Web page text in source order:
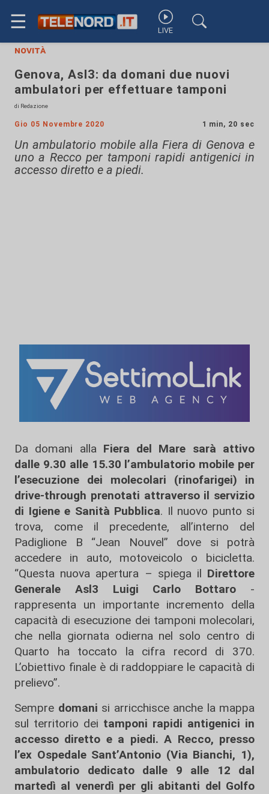
☰ LIVE
novità
Genova, Asl3: da domani due nuovi
ambulatori per effettuare tamponi
di Redazione
Gio 05 Novembre 2020 1 min, 20 sec
Un ambulatorio mobile alla Fiera di Genova e
uno a Recco per tamponi rapidi antigenici in
accesso diretto e a piedi.
Da domani alla Fiera del Mare sarà attivo
dalle 9.30 alle 15.30 l’ambulatorio mobile per
l’esecuzione dei molecolari (rinofarigei) in
drive-through prenotati attraverso il servizio
di Igiene e Sanità Pubblica. Il nuovo punto si
trova, come il precedente, all’interno del
Padiglione B “Jean Nouvel” dove si potrà
accedere in auto, motoveicolo o bicicletta.
“Questa nuova apertura – spiega il Direttore
Generale Asl3 Luigi Carlo Bottaro -
rappresenta un importante incremento della
capacità di esecuzione dei tamponi molecolari,
che nella giornata odierna nel solo centro di
Quarto ha toccato la cifra record di 370.
L’obiettivo finale è di raddoppiare le capacità di
prelievo”.
Sempre domani si arricchisce anche la mappa
sul territorio dei tamponi rapidi antigenici in
accesso diretto e a piedi. A Recco, presso
l’ex Ospedale Sant’Antonio (Via Bianchi, 1),
ambulatorio dedicato dalle 9 alle 12 dal
martedì al venerdì per gli abitanti del Golfo